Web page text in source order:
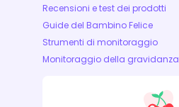
Recensioni e test dei prodotti
Guide del Bambino Felice
Strumenti di monitoraggio
Monitoraggio della gravidanza